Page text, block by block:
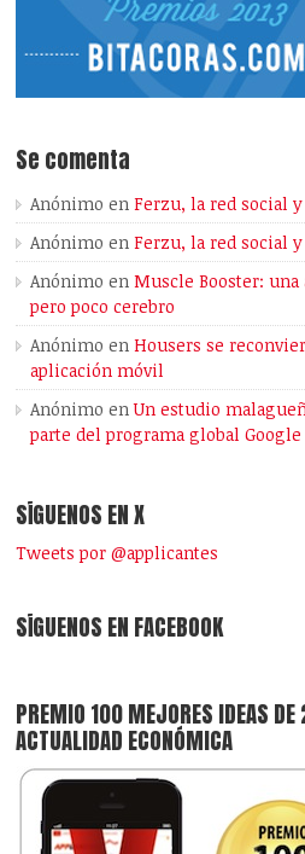
Se comenta
Anónimo enFerzu, la red social
Anónimo enFerzu, la red social
Anónimo enMuscle Booster:
pero poco cerebro
Anónimo enHousers se
aplicación móvil
Anónimo enUn estudio
parte del programa global Google
SÍGUENOS EN X
Tweets por @applicantes
SÍGUENOS EN FACEBOOK
PREMIO 100 MEJORES IDEAS DE
ACTUALIDAD ECONÓMICA